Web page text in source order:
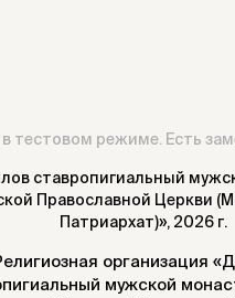
тестовом режиме. Есть
ставропигиальный
Православной Церкви
Патриархат)», 2026 г.
организация
мужской